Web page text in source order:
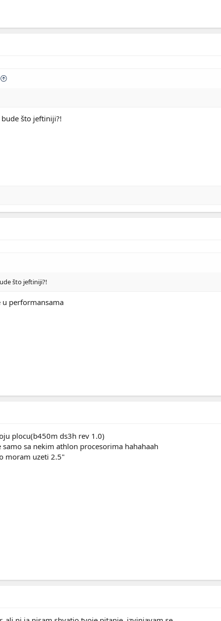
što jeftiniji?!
što jeftiniji?!
u performansama
plocu(b450m ds3h rev 1.0)
samo sa nekim athlon procesorima hahahaah
moram uzeti 2.5"